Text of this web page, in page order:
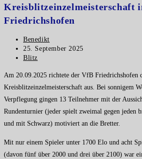
Kreisblitzeinzelmeisterschaft
Friedrichshofen
Benedikt
25. September 2025
Blitz
Am 20.09.2025 richtete der VfB Friedrichshofen
Kreisblitzeinzelmeisterschaft aus. Bei sonnigem
Verpflegung gingen 13 Teilnehmer mit der
Rundenturnier (jeder spielt zweimal gegen jeden
und mit Schwarz) motiviert an die Bretter.
Mit nur einem Spieler unter 1700 Elo und acht
(davon fünf über 2000 und drei über 2100) war